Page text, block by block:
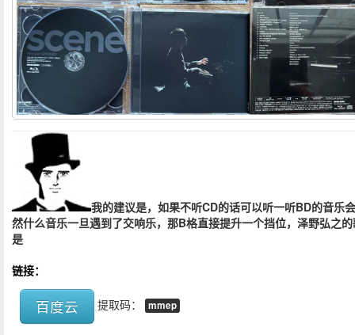
我的建议是，如果不听CD的话可以听一听BD的音乐
然什么音乐一旦遇到了交响乐，那B格直接提升一个挡位，泽野弘之
是
链接：
百度云 提取码： mmep